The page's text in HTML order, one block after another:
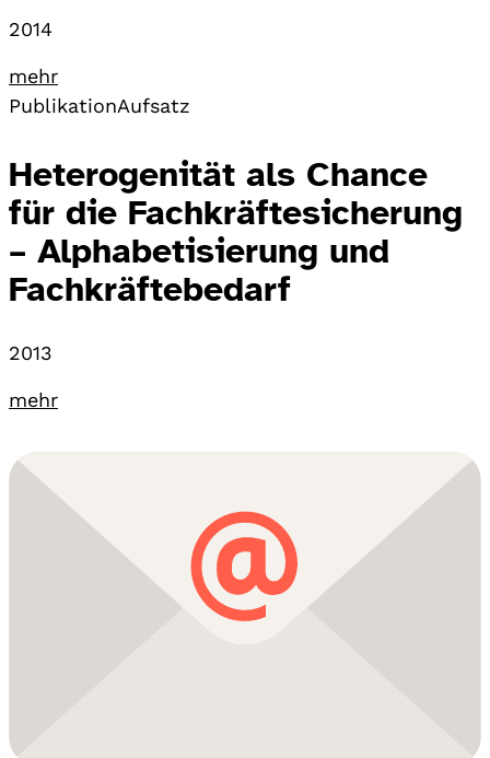
2014
mehr
PublikationAufsatz
Heterogenität als Chance
für die Fachkräftesicherung
– Alphabetisierung und
Fachkräftebedarf
2013
mehr